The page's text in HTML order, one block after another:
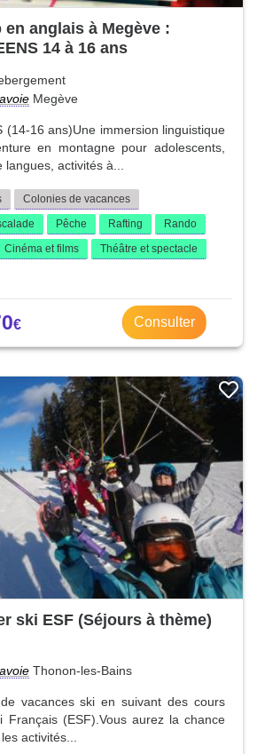
anglais à Megève :
14 à 16 ans
Megève
(14-16 ans)Une immersion linguistique
en montagne pour adolescents,
langues, activités à...
Colonies de vacances
Pêche Rafting
Rando
Cinéma et films
Théâtre et spectacle
Consulter
ski ESF (Séjours à thème)
Thonon-les-Bains
vacances ski en suivant des cours
Français (ESF).Vous aurez la chance
activités...